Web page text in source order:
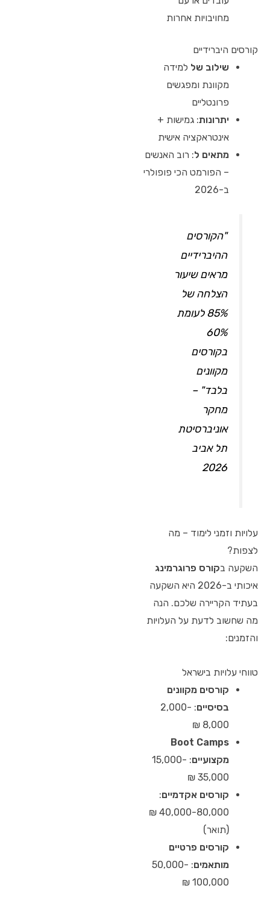
מחויבויות אחרות
קורסים היברידיים
שילוב של למידה
מקוונת ומפגשים
פרונטליים
יתרונות: גמישות +
אינטראקציה אישית
מתאים ל: רוב האנשים
– הפורמט הכי פופולרי
ב-2026
"הקורסים
ההיברידיים
מראים שיעור
הצלחה של
85% לעומת
60%
בקורסים
מקוונים
בלבד" –
מחקר
אוניברסיטת
תל אביב
2026
עלויות וזמני לימוד – מה
לצפות?
השקעה בקורס פרוגרמינג
איכותי ב-2026 היא השקעה
בעתיד הקריירה שלכם. הנה
מה שחשוב לדעת על העלויות
והזמנים:
טווחי עלויות בישראל
קורסים מקוונים
בסיסיים : 2,000-
8,000 ₪
Boot Camps
מקצועיים : 15,000-
35,000 ₪
קורסים אקדמיים:
40,000-80,000 ₪
(תואר)
קורסים פרטיים
מותאמים : 50,000-
100,000 ₪